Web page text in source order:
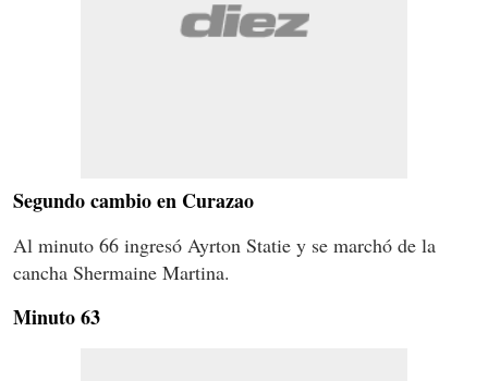
Segundo cambio en Curazao
Al minuto 66 ingresó Ayrton Statie y se marchó de la
cancha Shermaine Martina.
Minuto 63